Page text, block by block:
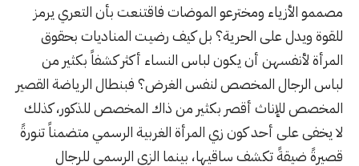
مصممو الأزياء ومخترعو الموضات فاقتنعت بأن التعري يرمز
للقوة ويدل على الحرية؟ بل كيف رضيت المناديات بحقوق
المرأة لأنفسهن أن يكون لباس النساء أكثر كشفاً بكثير من
لباس الرجال المخصص لنفس الغرض؟ فبنطال الرياضة القصير
المخصص للإناث أقصر بكثير من ذاك المخصص للذكور، كذلك
لا يخفى على أحد كون زي المرأة الغربية الرسمي متضمناً تنورةً
قصيرةً ضيقةً تكشف ساقيها، بينما الزي الرسمي للرجال